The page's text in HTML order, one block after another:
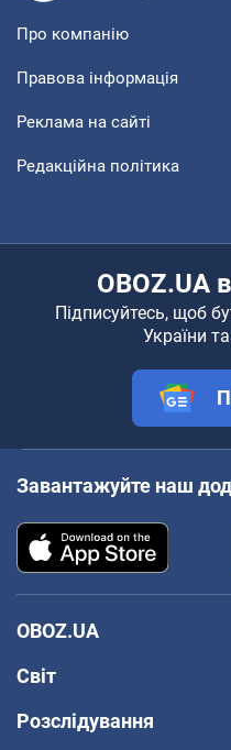
Про компанію
Правова інформація
Реклама на сайті
Редакційна політика
OBOZ.UA
Підписуйтесь, щоб
України
Завантажуйте наш
OBOZ.UA
Світ
Розслідування